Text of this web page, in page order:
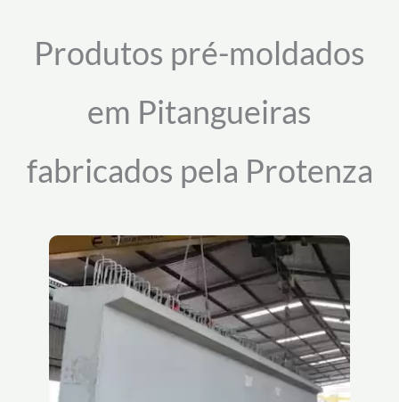
Produtos pré-moldados
em Pitangueiras
fabricados pela Protenza